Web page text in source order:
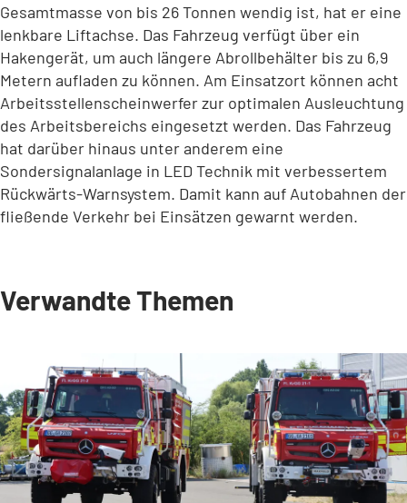
Gesamtmasse von bis 26 Tonnen wendig ist, hat er eine
lenkbare Liftachse. Das Fahrzeug verfügt über ein
Hakengerät, um auch längere Abrollbehälter bis zu 6,9
Metern aufladen zu können. Am Einsatzort können acht
Arbeitsstellenscheinwerfer zur optimalen Ausleuchtung
des Arbeitsbereichs eingesetzt werden. Das Fahrzeug
hat darüber hinaus unter anderem eine
Sondersignalanlage in LED Technik mit verbessertem
Rückwärts-Warnsystem. Damit kann auf Autobahnen der
fließende Verkehr bei Einsätzen gewarnt werden.
Verwandte Themen